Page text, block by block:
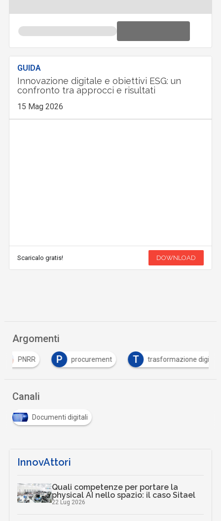
GUIDA
Innovazione digitale e obiettivi ESG: un
confronto tra approcci e risultati
15 Mag 2026
Scaricalo gratis! DOWNLOAD
Argomenti
P procurement T trasformazione digitale
Canali
Documenti digitali
InnovAttori
Quali competenze per portare la
physical AI nello spazio: il caso Sitael
22 Lug 2026